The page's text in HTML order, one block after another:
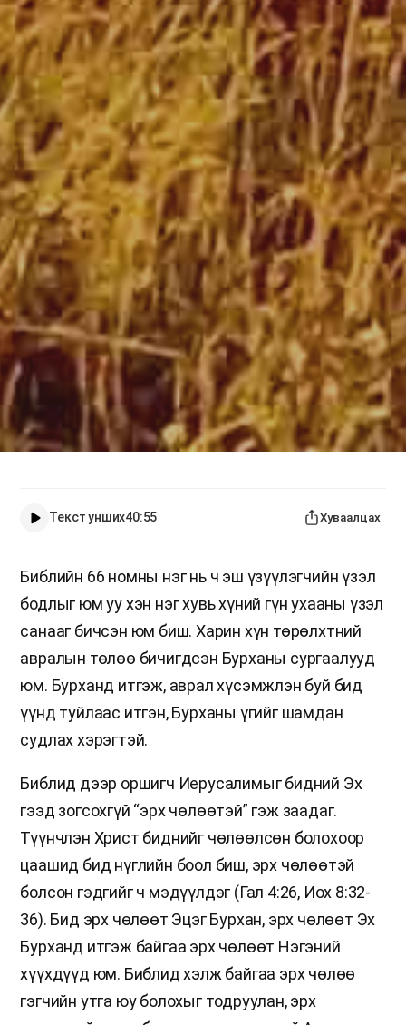
Текст унших40:55 Хуваалцах
Библийн 66 номны нэг нь ч эш үзүүлэгчийн үзэл
бодлыг юм уу хэн нэг хувь хүний гүн ухааны үзэл
санааг бичсэн юм биш. Харин хүн төрөлхтний
авралын төлөө бичигдсэн Бурханы сургаалууд
юм. Бурханд итгэж, аврал хүсэмжлэн буй бид
үүнд туйлаас итгэн, Бурханы үгийг шамдан
судлах хэрэгтэй.
Библид дээр оршигч Иерусалимыг бидний Эх
гээд зогсохгүй “эрх чөлөөтэй” гэж заадаг.
Түүнчлэн Христ биднийг чөлөөлсөн болохоор
цаашид бид нүглийн боол биш, эрх чөлөөтэй
болсон гэдгийг ч мэдүүлдэг (Гал 4:26, Иох 8:32-
36). Бид эрх чөлөөт Эцэг Бурхан, эрх чөлөөт Эх
Бурханд итгэж байгаа эрх чөлөөт Нэгэний
хүүхдүүд юм. Библид хэлж байгаа эрх чөлөө
гэгчийн утга юу болохыг тодруулан, эрх